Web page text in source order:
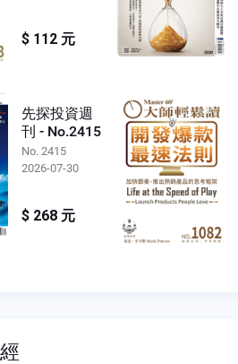
$ 112 元
先探投資週
刊 - No.2415
No. 2415
2026-07-30
$ 268 元